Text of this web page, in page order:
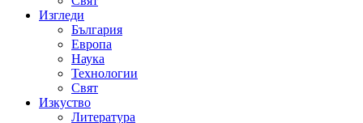
Изгледи
България
Европа
Наука
Технологии
Свят
Изкуство
Литература